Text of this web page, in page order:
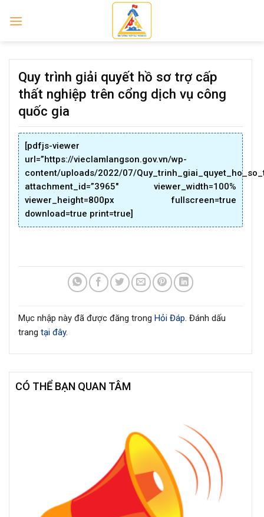
Quy trình giải quyết hồ sơ trợ cấp
thất nghiệp trên cổng dịch vụ công
quốc gia
[pdfjs-viewer
url=”https://vieclamlangson.gov.vn/wp-
content/uploads/2022/07/
attachment_id=”3965″ viewer_width=100%
viewer_height=800px fullscreen=true
download=true print=true]
Mục nhập này đã được đăng trong Hỏi Đáp. Đánh dấu
trang tại đây.
CÓ THỂ BẠN QUAN TÂM